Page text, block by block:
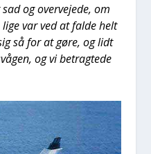
og over­ve­je­de, om
var ved at fal­de helt
så for at gøre, og lidt
og vi betrag­te­de